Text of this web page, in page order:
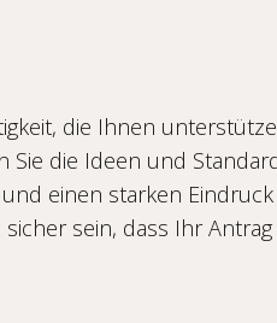
die Ihnen
die Ideen und
einen starken
sein, dass Ihr